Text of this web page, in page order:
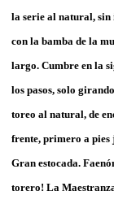
la serie al natural, sin
con la bamba de la
largo. Cumbre en la
los pasos, solo
toreo al natural, de
frente, primero a pies
Gran estocada.
torero! La